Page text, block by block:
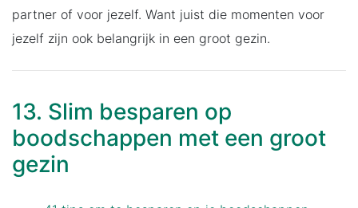
partner of voor jezelf. Want juist die momenten voor
jezelf zijn ook belangrijk in een groot gezin.
13. Slim besparen op
boodschappen met een groot
gezin